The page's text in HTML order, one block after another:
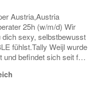
Austria,Austria
25h (w/m/d) Wir
dich sexy, selbstbewusst
fühlst.Tally Weijl wurde
und befindet sich seit fast
Leidenschaft Selbstä...